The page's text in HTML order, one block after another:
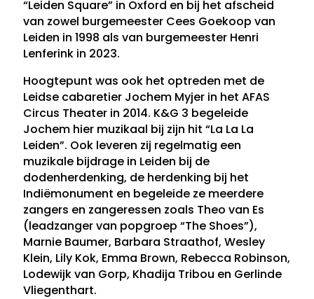
“Leiden Square” in Oxford en bij het afscheid
van zowel burgemeester Cees Goekoop van
Leiden in 1998 als van burgemeester Henri
Lenferink in 2023.
Hoogtepunt was ook het optreden met de
Leidse cabaretier Jochem Myjer in het AFAS
Circus Theater in 2014. K&G 3 begeleide
Jochem hier muzikaal bij zijn hit “La La La
Leiden”. Ook leveren zij regelmatig een
muzikale bijdrage in Leiden bij de
dodenherdenking, de herdenking bij het
Indiëmonument en begeleide ze meerdere
zangers en zangeressen zoals Theo van Es
(leadzanger van popgroep “The Shoes”),
Marnie Baumer, Barbara Straathof, Wesley
Klein, Lily Kok, Emma Brown, Rebecca Robinson,
Lodewijk van Gorp, Khadija Tribou en Gerlinde
Vliegenthart.